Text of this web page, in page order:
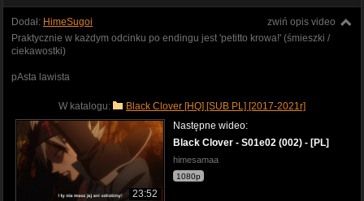
zwiń opis video
Dodał: HimeSugoi
Praktycznie w każdym odcinku po endingu jest 'petitto krowa!' (śmieszki /
ciekawostki)
pAsta lawista
W katalogu: Black Clover [HQ] [SUB PL] [2017-2021r]
23:52
Następne wideo:
Black Clover - S01e02 (002) - [PL]
himesamaa
1080p